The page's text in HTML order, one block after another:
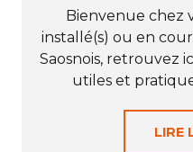
Bienvenue chez
installé(s) ou en
Saosnois, retrouvez
utiles et
LIRE